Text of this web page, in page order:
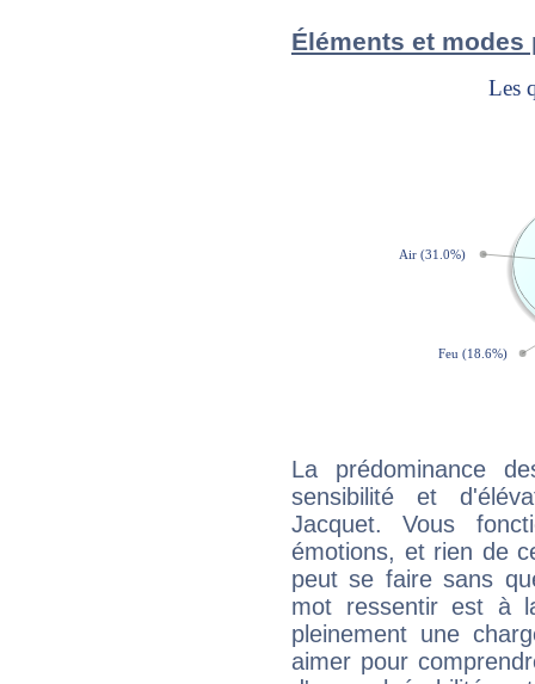
Éléments et
La prédominance
sensibilité et
Jacquet. Vous
émotions, et rien de
peut se faire sans
mot ressentir est à
pleinement une
aimer pour